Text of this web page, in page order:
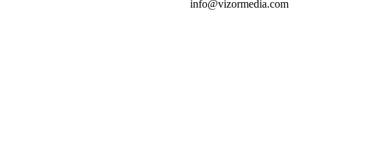
info@vizormedia.com